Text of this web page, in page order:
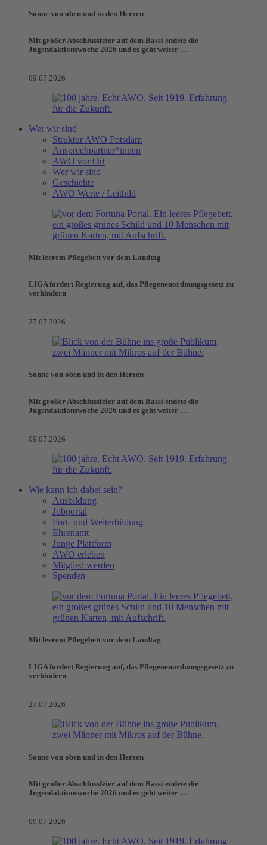
Sonne von oben und in den Herzen
Mit großer Abschlussfeier auf dem Bassi endete die
Jugendaktionswoche 2026 und es geht weiter …
09.07.2026
Wer wir sind
Struktur AWO Potsdam
Ansprechpartner*innen
AWO vor Ort
Wer wir sind
Geschichte
AWO Werte / Leitbild
Mit leerem Pflegebett vor dem Landtag
LIGA fordert Regierung auf, das Pflegeneuordnungsgesetz zu
verhindern
27.07.2026
Sonne von oben und in den Herzen
Mit großer Abschlussfeier auf dem Bassi endete die
Jugendaktionswoche 2026 und es geht weiter …
09.07.2026
Wie kann ich dabei sein?
Ausbildung
Jobportal
Fort- und Weiterbildung
Ehrenamt
Junge Plattform
AWO erleben
Mitglied werden
Spenden
Mit leerem Pflegebett vor dem Landtag
LIGA fordert Regierung auf, das Pflegeneuordnungsgesetz zu
verhindern
27.07.2026
Sonne von oben und in den Herzen
Mit großer Abschlussfeier auf dem Bassi endete die
Jugendaktionswoche 2026 und es geht weiter …
09.07.2026